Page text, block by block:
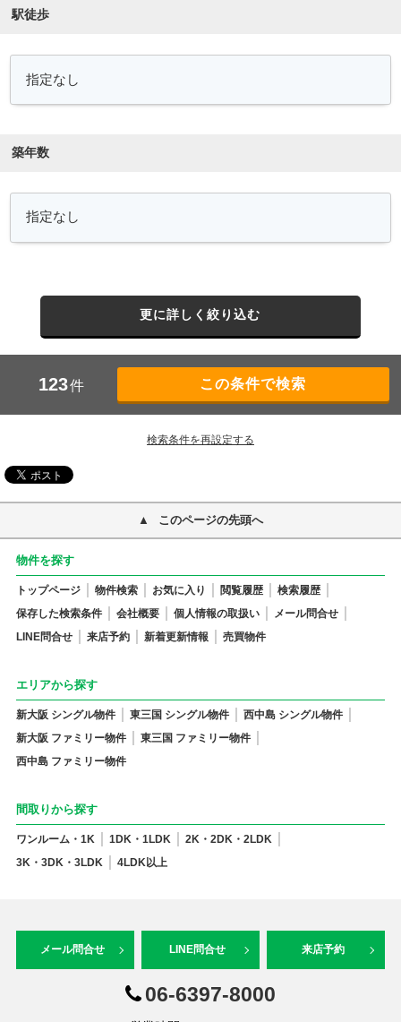
駅徒歩
築年数
更に詳しく絞り込む
123件
検索条件を再設定する
このページの先頭へ
物件を探す
トップページ 物件検索 お気に入り 閲覧履歴
検索履歴
保存した検索条件
会社概要 個人情報の取扱い
メール問合せ
LINE問合せ
来店予約 新着更新情報 売買物件
エリアから探す
新大阪 シングル物件 東三国 シングル物件
西中島 シングル物件
新大阪 ファミリー物件
東三国 ファミリー物件
西中島 ファミリー物件
間取りから探す
ワンルーム・1K 1DK・1LDK
2K・2DK・2LDK
3K・3DK・3LDK
4LDK以上
メール問合せ LINE問合せ 来店予約
06-6397-8000